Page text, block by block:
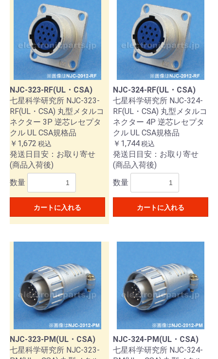
NJC-323-RF(UL・CSA)
七星科学研究所 NJC-323-
RF(UL・CSA) 丸型メタルコ
ネクター 3P 逆芯レセプタ
クル UL CSA規格品
￥1,672 税込
発送日目安：お取り寄せ
(商品入荷後)
数量
カートに入れる
NJC-324-RF(UL・CSA)
七星科学研究所 NJC-324-
RF(UL・CSA) 丸型メタルコ
ネクター 4P 逆芯レセプタ
クル UL CSA規格品
￥1,744税込
発送日目安：お取り寄せ
(商品入荷後)
数量
カートに入れる
NJC-323-PM(UL・CSA)
七星科学研究所 NJC-323-
NJC-324-PM(UL・CSA)
七星科学研究所 NJC-324-